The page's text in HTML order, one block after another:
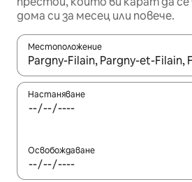
дома си за месец или повече.
Местоположение
Когато резултатите се
Настаняване
Освобождаване